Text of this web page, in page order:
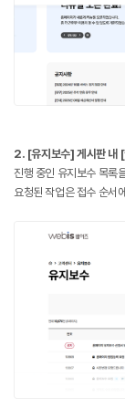
2. [유지보수] 게시판 내
진행 중인 유지보수 목록
요청된 작업은 접수 순서